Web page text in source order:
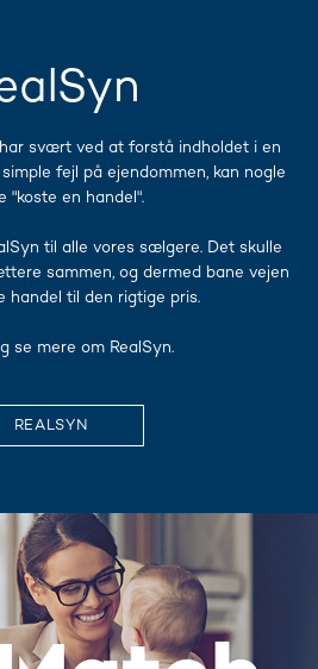
svært ved at forstå indholdet i en
fejl på ejendommen, kan nogle
"koste en handel".
til alle vores sælgere. Det skulle
sammen, og dermed bane vejen
handel til den rigtige pris.
se mere om RealSyn.
REALSYN